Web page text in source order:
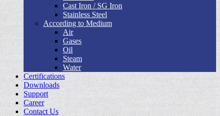
Cast Iron / SG Iron
Stainless Steel
According to Medium
Air
Gases
Oil
Steam
Water
Certifications
Downloads
Support
Career
Contact Us